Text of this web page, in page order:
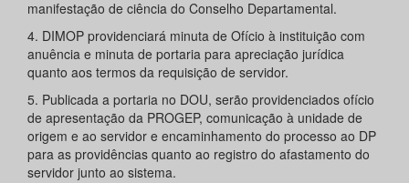
manifestação de ciência do Conselho Departamental.
4. DIMOP providenciará minuta de Ofício à instituição com
anuência e minuta de portaria para apreciação jurídica
quanto aos termos da requisição de servidor.
5. Publicada a portaria no DOU, serão providenciados ofício
de apresentação da PROGEP, comunicação à unidade de
origem e ao servidor e encaminhamento do processo ao DP
para as providências quanto ao registro do afastamento do
servidor junto ao sistema.